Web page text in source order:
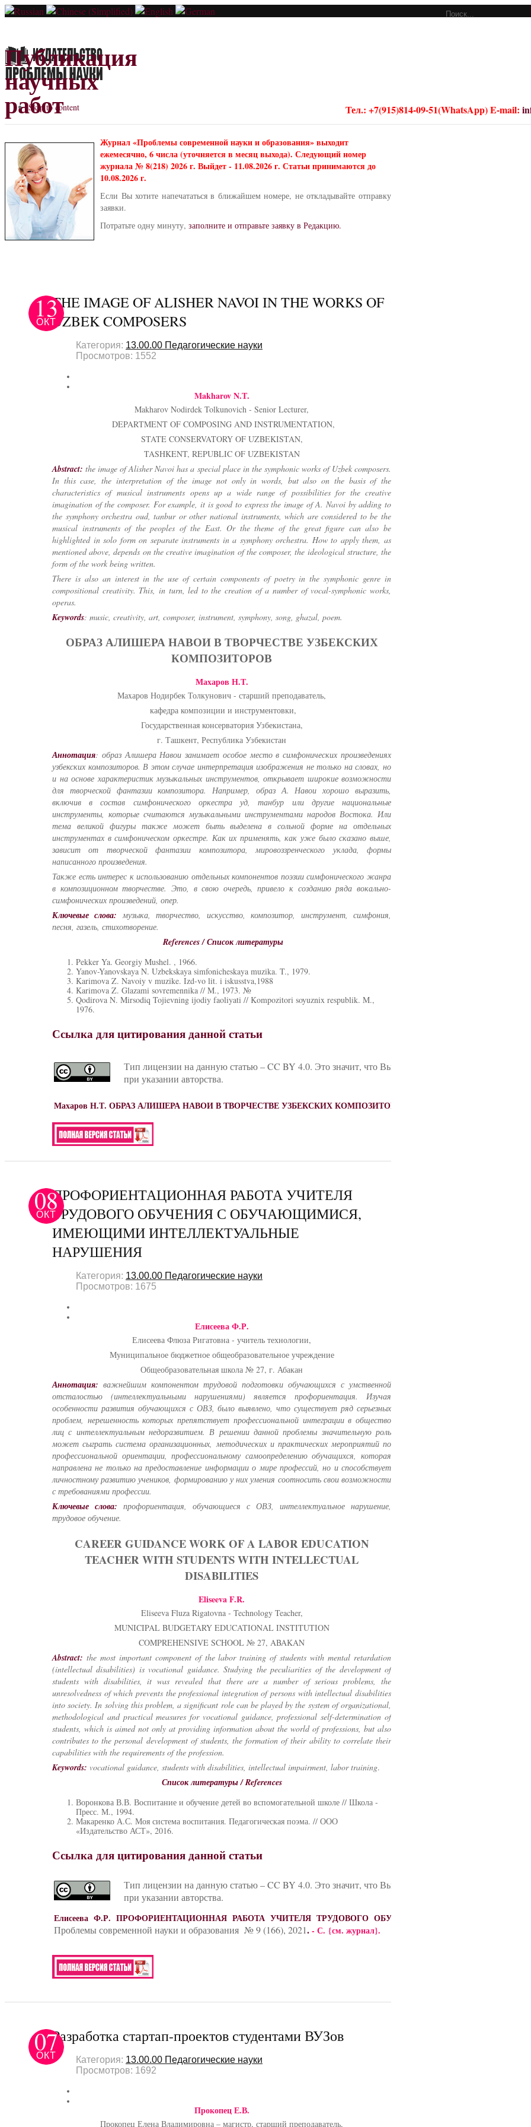
Публикация
научных
работ Тел.: +7(915)814-09-51(WhatsApp) E-mail:
Skip to content
Журнал «Проблемы современной науки и образования» выходит
ежемесячно, 6 числа (уточняется в месяц выхода). Следующий номер
журнала № 8(218) 2026 г. Выйдет - 11.08.2026 г. Статьи принимаются до
10.08.2026 г.
Если Вы хотите напечататься в ближайшем номере, не откладывайте отправку
заявки.
Потратьте одну минуту, заполните и отправьте заявку в Редакцию.
THE IMAGE OF ALISHER NAVOI IN THE WORKS OF
UZBEK COMPOSERS
Категория: 13.00.00 Педагогические науки
13
ОКТ
Просмотров: 1552
Makharov N.Т.
Makharov Nodirdek Tolkunovich - Senior Lecturer,
DEPARTMENT OF COMPOSING AND INSTRUMENTATION,
STATE CONSERVATORY OF UZBEKISTAN,
TASHKENT, REPUBLIC OF UZBEKISTAN
Abstract: the image of Alisher Navoi has a special place in the symphonic works of Uzbek composers.
In this case, the interpretation of the image not only in words, but also on the basis of the
characteristics of musical instruments opens up a wide range of possibilities for the creative
imagination of the composer. For example, it is good to express the image of A. Navoi by adding to
the symphony orchestra oud, tanbur or other national instruments, which are considered to be the
musical instruments of the peoples of the East. Or the theme of the great figure can also be
highlighted in solo form on separate instruments in a symphony orchestra. How to apply them, as
mentioned above, depends on the creative imagination of the composer, the ideological structure, the
form of the work being written.
There is also an interest in the use of certain components of poetry in the symphonic genre in
compositional creativity. This, in turn, led to the creation of a number of vocal-symphonic works,
operas.
Keywords: music, creativity, art, composer, instrument, symphony, song, ghazal, poem.
ОБРАЗ АЛИШЕРА НАВОИ В ТВОРЧЕСТВЕ УЗБЕКСКИХ
КОМПОЗИТОРОВ
Маxаров Н.Т.
Маxаров Нодирбек Толкунович - старший преподаватель,
кафедра композиции и инструментовки,
Государственная консерватория Узбекистана,
г. Ташкент, Республика Узбекистан
Аннотация: образ Алишера Навои занимает особое место в симфонических произведениях
узбекских композиторов. В этом случае интерпретация изображения не только на словах, но
и на основе характеристик музыкальных инструментов, открывает широкие возможности
для творческой фантазии композитора. Например, образ А. Навои хорошо выразить,
включив в состав симфонического оркестра уд, танбур или другие национальные
инструменты, которые считаются музыкальными инструментами народов Востока. Или
тема великой фигуры также может быть выделена в сольной форме на отдельных
инструментах в симфоническом оркестре. Как их применять, как уже было сказано выше,
зависит от творческой фантазии композитора, мировоззренческого уклада, формы
написанного произведения.
Также есть интерес к использованию отдельных компонентов поэзии симфонического жанра
в композиционном творчестве. Это, в свою очередь, привело к созданию ряда вокально-
симфонических произведений, опер.
Ключевые слова: музыка, творчество, искусство, композитор, инструмент, симфония,
песня, газель, стихотворение.
References / Список литературы
Pekker Ya. Georgiy Mushel. , 1966.
Yanov-Yanovskaya N. Uzbekskaya simfonicheskaya muzika. T., 1979.
Karimova Z. Navoiy v muzike. Izd-vo lit. i iskusstva,1988
Karimova Z. Glazami sovremennika // M., 1973. №
Qodirova N. Mirsodiq Tojievning ijodiy faoliyati // Kompozitori soyuznix respublik. M.,
1976.
Ссылка для цитирования данной статьи
Тип лицензии на данную статью – CC BY 4.0. Это значит, что Вы можете свободно цитировать
при указании авторства.
Маxаров Н.Т. ОБРАЗ АЛИШЕРА НАВОИ В ТВОРЧЕСТВЕ УЗБЕКСКИХ КОМПОЗИТОРОВ
ПРОФОРИЕНТАЦИОННАЯ РАБОТА УЧИТЕЛЯ
ТРУДОВОГО ОБУЧЕНИЯ С ОБУЧАЮЩИМИСЯ,
ИМЕЮЩИМИ ИНТЕЛЛЕКТУАЛЬНЫЕ
НАРУШЕНИЯ
Категория: 13.00.00 Педагогические науки
08
ОКТ
Просмотров: 1675
Елисеева Ф.Р.
Елисеева Флюза Ригатовна - учитель технологии,
Муниципальное бюджетное общеобразовательное учреждение
Общеобразовательная школа № 27, г. Абакан
Аннотация: важнейшим компонентом трудовой подготовки обучающихся с умственной
отсталостью (интеллектуальными нарушениями) является профориентация. Изучая
особенности развития обучающихся с ОВЗ, было выявлено, что существует ряд серьезных
проблем, нерешенность которых препятствует профессиональной интеграции в общество
лиц с интеллектуальным недоразвитием. В решении данной проблемы значительную роль
может сыграть система организационных, методических и практических мероприятий по
профессиональной ориентации, профессиональному самоопределению обучащихся, которая
направлена не только на предоставление информации о мире профессий, но и способствует
личностному развитию учеников, формированию у них умения соотносить свои возможности
с требованиями профессии.
Ключевые слова: профориентация, обучающиеся с ОВЗ, интеллектуальное нарушение,
трудовое обучение.
CAREER GUIDANCE WORK OF A LABOR EDUCATION
TEACHER WITH STUDENTS WITH INTELLECTUAL
DISABILITIES
Eliseeva F.R.
Eliseeva Fluza Rigatovna - Technology Teacher,
MUNICIPAL BUDGETARY EDUCATIONAL INSTITUTION
COMPREHENSIVE SCHOOL № 27, ABAKAN
Abstract: the most important component of the labor training of students with mental retardation
(intellectual disabilities) is vocational guidance. Studying the peculiarities of the development of
students with disabilities, it was revealed that there are a number of serious problems, the
unresolvedness of which prevents the professional integration of persons with intellectual disabilities
into society. In solving this problem, a significant role can be played by the system of organizational,
methodological and practical measures for vocational guidance, professional self-determination of
students, which is aimed not only at providing information about the world of professions, but also
contributes to the personal development of students, the formation of their ability to correlate their
capabilities with the requirements of the profession.
Keywords: vocational guidance, students with disabilities, intellectual impairment, labor training.
Список литературы / References
Воронкова В.В. Воспитание и обучение детей во вспомогательной школе // Школа -
Пресс. М., 1994.
Макаренко А.С. Моя система воспитания. Педагогическая поэма. // ООО
«Издательство АСТ», 2016.
Ссылка для цитирования данной статьи
Тип лицензии на данную статью – CC BY 4.0. Это значит, что Вы можете свободно цитировать
при указании авторства.
Елисеева Ф.Р. ПРОФОРИЕНТАЦИОННАЯ РАБОТА УЧИТЕЛЯ ТРУДОВОГО ОБУЧЕНИЯ С
Проблемы современной науки и образования № 9 (166), 2021.- С. {см. журнал}.
Разработка стартап-проектов студентами ВУЗов
Категория: 13.00.00 Педагогические науки
07
ОКТ
Просмотров: 1692
Прокопец Е.В.
Прокопец Елена Владимировна – магистр, старший преподаватель,